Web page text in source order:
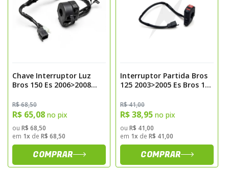
Chave Interruptor Luz
Bros 150 Es 2006>2008
R$ 68,50
R$ 65,08 no pix
ou R$ 68,50
em 1x de R$ 68,50
COMPRAR
Interruptor Partida Bros
125 2003>2005 Es Bros 150
R$ 41,00
R$ 38,95 no pix
ou R$ 41,00
em 1x de R$ 41,00
COMPRAR